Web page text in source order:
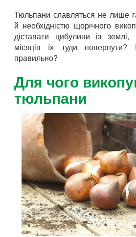
Тюльпани славляться не лише
й необхідністю щорічного
діставати цибулини із
місяців їх туди
правильно?
Для чого
тюльпани